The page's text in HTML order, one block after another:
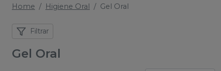
Home Higiene Oral Gel Oral
Filtrar
Gel Oral